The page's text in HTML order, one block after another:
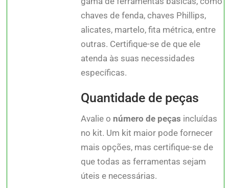
chaves de fenda, chaves Phillips,
alicates, martelo, fita métrica, entre
outras. Certifique-se de que ele
atenda às suas necessidades
específicas.
Quantidade de peças
Avalie o número de peças incluídas
no kit. Um kit maior pode fornecer
mais opções, mas certifique-se de
que todas as ferramentas sejam
úteis e necessárias.